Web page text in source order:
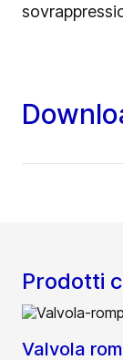
Prodotti
Valvola